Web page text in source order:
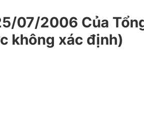
07/2006 Của
không xác định)